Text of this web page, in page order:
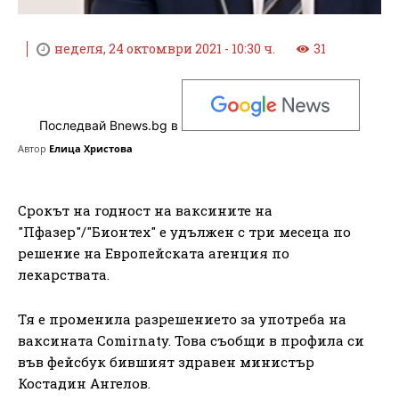
неделя, 24 октомври 2021 - 10:30 ч. 31
Последвай Bnews.bg в
Автор Елица Христова
Срокът на годност на ваксините на
"Пфазер"/"Бионтех" е удължен с три месеца по
решение на Европейската агенция по
лекарствата.
Тя е променила разрешението за употреба на
ваксината Comirnaty. Това съобщи в профила си
във фейсбук бившият здравен министър
Костадин Ангелов.